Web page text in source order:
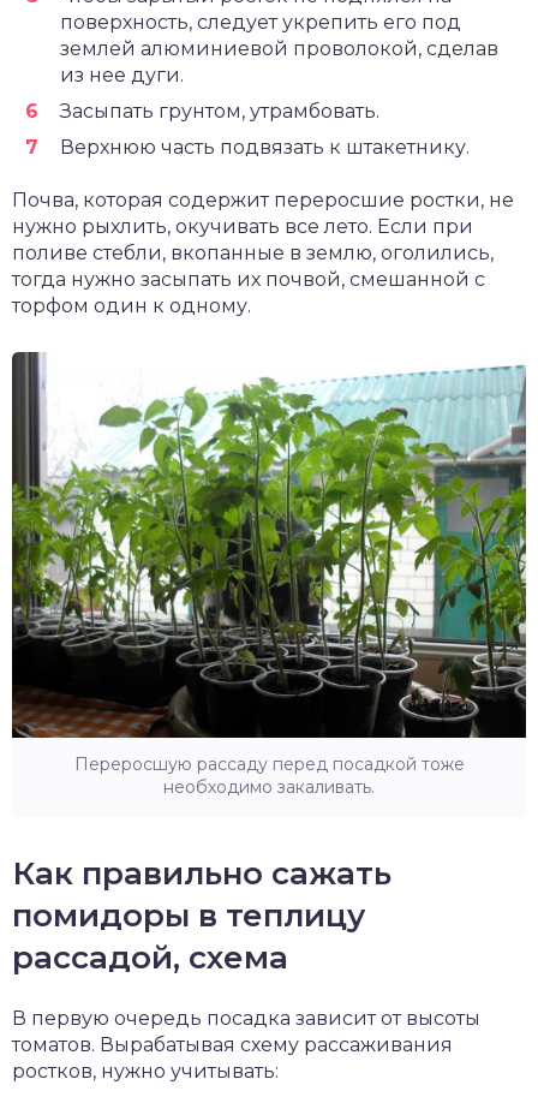
поверхность, следует укрепить его под
землей алюминиевой проволокой, сделав
из нее дуги.
Засыпать грунтом, утрамбовать.
Верхнюю часть подвязать к штакетнику.
Почва, которая содержит переросшие ростки, не
нужно рыхлить, окучивать все лето. Если при
поливе стебли, вкопанные в землю, оголились,
тогда нужно засыпать их почвой, смешанной с
торфом один к одному.
Переросшую рассаду перед посадкой тоже
необходимо закаливать.
Как правильно сажать
помидоры в теплицу
рассадой, схема
В первую очередь посадка зависит от высоты
томатов. Вырабатывая схему рассаживания
ростков, нужно учитывать: